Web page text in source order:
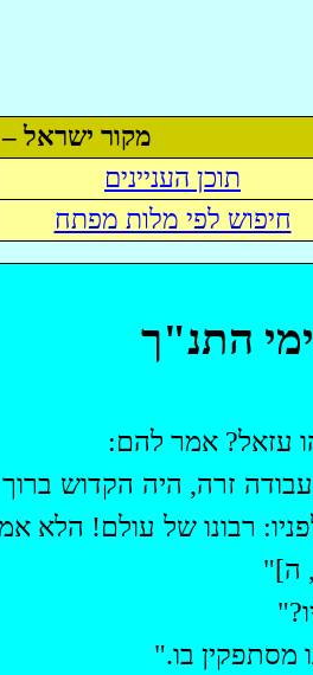
מקור ישראל
תוכן העניינים
חיפוש לפי מלות מפתח
התנ"ך
עזאל? אמר להם:
עבודה זרה, היה הקדוש
רבונו של עולם! הלא
ה]"
מסתפקיןבו."